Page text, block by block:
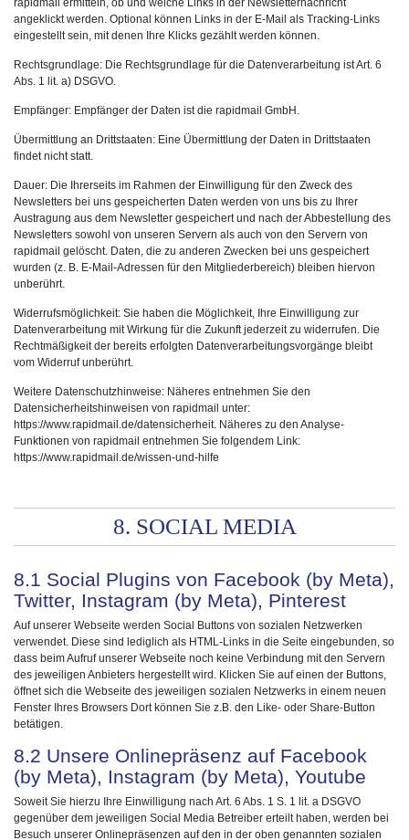
rapidmail ermitteln, ob und welche Links in der Newsletternachricht
angeklickt werden. Optional können Links in der E-Mail als Tracking-Links
eingestellt sein, mit denen Ihre Klicks gezählt werden können.
Rechtsgrundlage: Die Rechtsgrundlage für die Datenverarbeitung ist Art. 6
Abs. 1 lit. a) DSGVO.
Empfänger: Empfänger der Daten ist die rapidmail GmbH.
Übermittlung an Drittstaaten: Eine Übermittlung der Daten in Drittstaaten
findet nicht statt.
Dauer: Die Ihrerseits im Rahmen der Einwilligung für den Zweck des
Newsletters bei uns gespeicherten Daten werden von uns bis zu Ihrer
Austragung aus dem Newsletter gespeichert und nach der Abbestellung des
Newsletters sowohl von unseren Servern als auch von den Servern von
rapidmail gelöscht. Daten, die zu anderen Zwecken bei uns gespeichert
wurden (z. B. E-Mail-Adressen für den Mitgliederbereich) bleiben hiervon
unberührt.
Widerrufsmöglichkeit: Sie haben die Möglichkeit, Ihre Einwilligung zur
Datenverarbeitung mit Wirkung für die Zukunft jederzeit zu widerrufen. Die
Rechtmäßigkeit der bereits erfolgten Datenverarbeitungsvorgänge bleibt
vom Widerruf unberührt.
Weitere Datenschutzhinweise: Näheres entnehmen Sie den
Datensicherheitshinweisen von rapidmail unter:
https://www.rapidmail.de/datensicherheit. Näheres zu den Analyse-
Funktionen von rapidmail entnehmen Sie folgendem Link:
https://www.rapidmail.de/wissen-und-hilfe
8. SOCIAL MEDIA
8.1 Social Plugins von Facebook (by Meta),
Twitter, Instagram (by Meta), Pinterest
Auf unserer Webseite werden Social Buttons von sozialen Netzwerken
verwendet. Diese sind lediglich als HTML-Links in die Seite eingebunden, so
dass beim Aufruf unserer Webseite noch keine Verbindung mit den Servern
des jeweiligen Anbieters hergestellt wird. Klicken Sie auf einen der Buttons,
öffnet sich die Webseite des jeweiligen sozialen Netzwerks in einem neuen
Fenster Ihres Browsers Dort können Sie z.B. den Like- oder Share-Button
betätigen.
8.2 Unsere Onlinepräsenz auf Facebook
(by Meta), Instagram (by Meta), Youtube
Soweit Sie hierzu Ihre Einwilligung nach Art. 6 Abs. 1 S. 1 lit. a DSGVO
gegenüber dem jeweiligen Social Media Betreiber erteilt haben, werden bei
Besuch unserer Onlinepräsenzen auf den in der oben genannten sozialen